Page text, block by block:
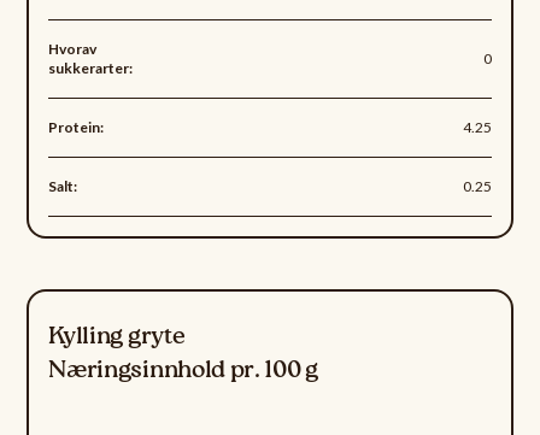
Hvorav
sukkerarter:
0
Protein: 4.25
Salt: 0.25
Kylling gryte
Næringsinnhold pr. 100 g